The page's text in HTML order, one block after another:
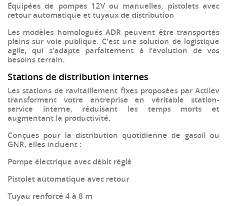
Équipées de pompes 12V ou manuelles, pistolets avec
retour automatique et tuyaux de distribution
Les modèles homologués ADR peuvent être transportés
pleins sur voie publique. C’est une solution de logistique
agile, qui s’adapte parfaitement à l’évolution de vos
besoins terrain.
Stations de distribution internes
Les stations de ravitaillement fixes proposées par Actilev
transforment votre entreprise envéritable station-
service interne, réduisant les temps morts et
augmentant la productivité.
Conçues pour la distribution quotidienne de gasoil ou
GNR, elles incluent :
Pompe électrique avec débit réglé
Pistolet automatique avec retour
Tuyau renforcé 4 à 8 m